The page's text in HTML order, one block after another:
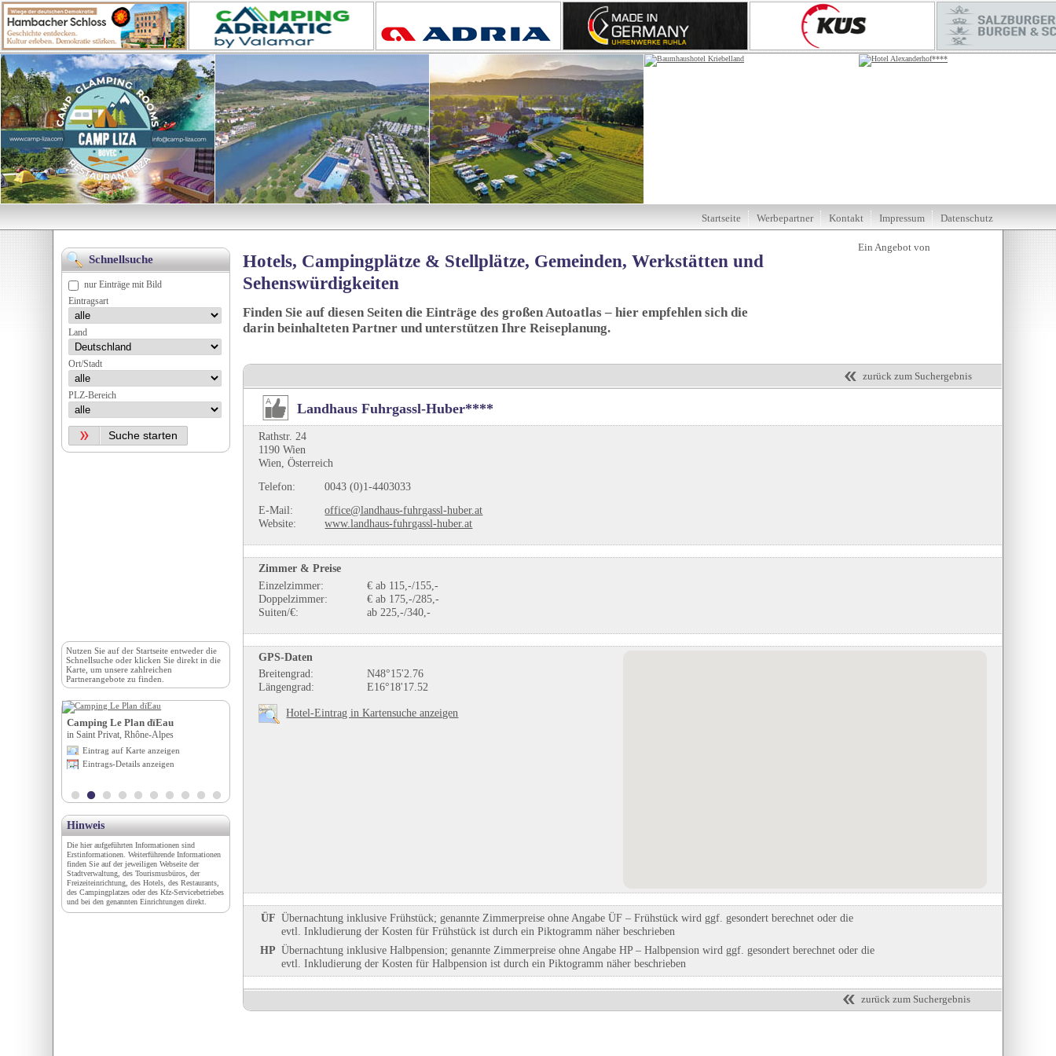
Hotels, Campingplätze & Stellplätze, Gemeinden, Werkstätten und
Sehenswürdigkeiten
Finden Sie auf diesen Seiten die Einträge des großen Autoatlas – hier empfehlen sich die
darin beinhalteten Partner und unterstützen Ihre Reiseplanung.
zurück zum Suchergebnis
Landhaus Fuhrgassl-Huber****
Rathstr. 24
1190 Wien
Wien, Österreich
Telefon:
0043 (0)1-4403033
E-Mail:
office@landhaus-fuhrgassl-huber.at
Website:
www.landhaus-fuhrgassl-huber.at
Zimmer & Preise
Einzelzimmer:
€ ab 115,-/155,-
Doppelzimmer:
€ ab 175,-/285,-
Suiten/€:
ab 225,-/340,-
GPS-Daten
Breitengrad:
N48°15'2.76
Längengrad:
E16°18'17.52
Hotel-Eintrag in Kartensuche anzeigen
ÜF Übernachtung inklusive Frühstück; genannte Zimmerpreise ohne Angabe ÜF – Frühstück wird ggf. gesondert berechnet oder die
evtl. Inkludierung der Kosten für Frühstück ist durch ein Piktogramm näher beschrieben
HP Übernachtung inklusive Halbpension; genannte Zimmerpreise ohne Angabe HP – Halbpension wird ggf. gesondert berechnet oder die
evtl. Inkludierung der Kosten für Halbpension ist durch ein Piktogramm näher beschrieben
zurück zum Suchergebnis
Startseite Werbepartner Kontakt Impressum Datenschutz
Schnellsuche
nur Einträge mit Bild
Eintragsart
Land
Ort/Stadt
PLZ-Bereich
Nutzen Sie auf derStartseite entweder die
Schnellsuche oder klicken Sie direkt in die
Karte, um unsere zahlreichen
Partnerangebote zu finden.
Camping Le Plan dïEau
in Saint Privat, Rhône-Alpes
Eintrag auf Karte anzeigen
Eintrags-Details anzeigen
Wohnmobilstellplatz an der
SeeCamping Langlau
Hinweis
Die hier aufgeführten Informationen sind
Erstinformationen. Weiterführende Informationen
finden Sie auf der jeweiligen Webseite der
Stadtverwaltung, des Tourismusbüros, der
Freizeiteinrichtung, des Hotels, des Restaurants,
des Campingplatzes oder des Kfz-Servicebetriebes
und bei den genannten Einrichtungen direkt.